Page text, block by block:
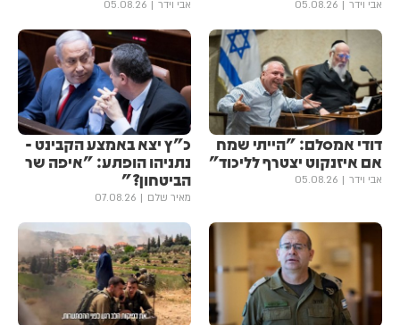
אבי וידר 05.08.26 אבי וידר 05.08.26
דודי אמסלם: "הייתי שמח
אם איזנקוט יצטרף לליכוד"
אבי וידר 05.08.26
כ"ץ יצא באמצע הקבינט -
נתניהו הופתע: "איפה שר
הביטחון?"
מאיר שלם 07.08.26